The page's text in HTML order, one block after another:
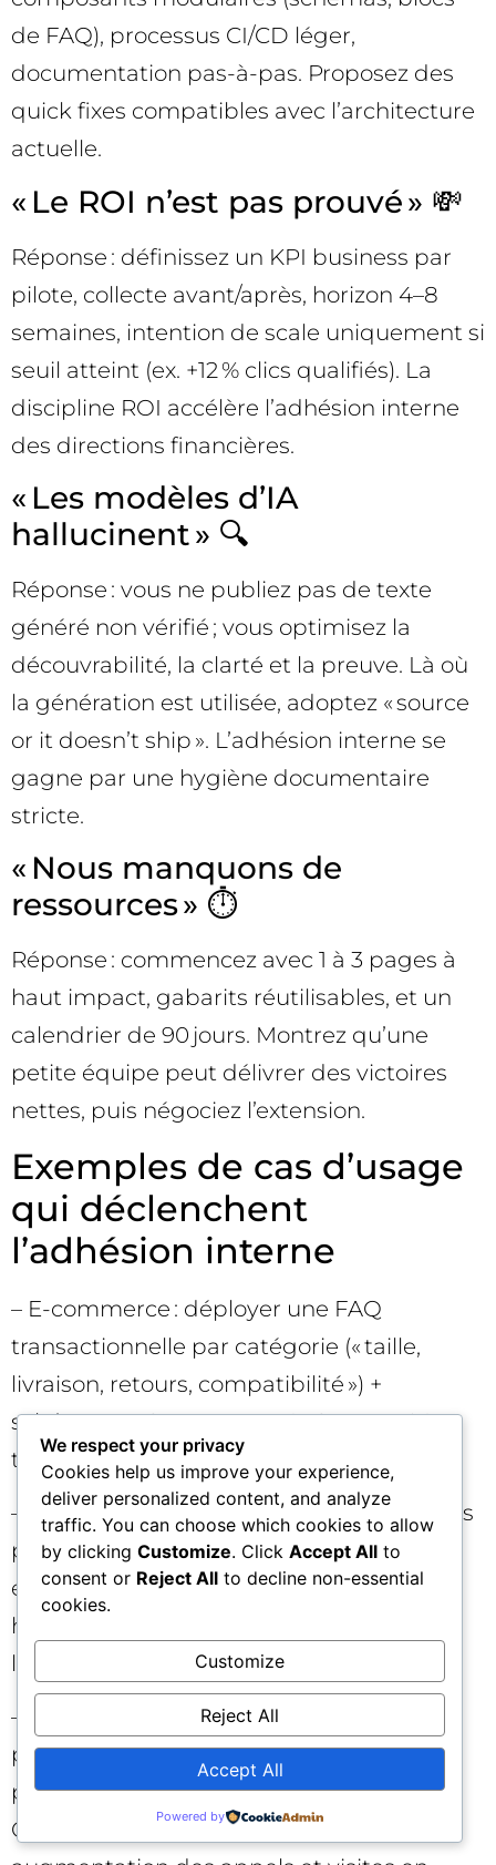
de FAQ), processus CI/CD léger,
documentation pas-à-pas. Proposez des
quick fixes compatibles avec l’architecture
actuelle.
« Le ROI n’est pas prouvé » 💸
Réponse : définissez un KPI business par
pilote, collecte avant/après, horizon 4–8
semaines, intention de scale uniquement si
seuil atteint (ex. +12 % clics qualifiés). La
discipline ROI accélère l’adhésion interne
des directions financières.
« Les modèles d’IA
hallucinent » 🔍
Réponse : vous ne publiez pas de texte
généré non vérifié ; vous optimisez la
découvrabilité, la clarté et la preuve. Là où
la génération est utilisée, adoptez « source
or it doesn’t ship ». L’adhésion interne se
gagne par une hygiène documentaire
stricte.
« Nous manquons de
ressources » ⏱️
Réponse : commencez avec 1 à 3 pages à
haut impact, gabarits réutilisables, et un
calendrier de 90 jours. Montrez qu’une
petite équipe peut délivrer des victoires
nettes, puis négociez l’extension.
Exemples de cas d’usage
qui déclenchent
l’adhésion interne
– E-commerce : déployer une FAQ
transactionnelle par catégorie (« taille,
livraison, retours, compatibilité ») +
schémas FAQPage → +15 % CTR et -10 %
tickets support sur 60 jours.
– SaaS B2B : créer 3 comparatifs structurés
par cas d’usage (PME, mid-market,
entreprise) avec critères mesurables →
hausse des démos qualifiées et meilleure
lisibilité pour les assistants.
– Retail local : pages « Comment choisir »
par contexte (famille, étudiant,
professionnel) + données structurées
Organization/LocalBusiness →
We respect your privacy
Cookies help us improve your experience,
deliver personalized content, and analyze
traffic. You can choose which cookies to allow
by clicking Customize. Click Accept All to
consent or Reject All to decline non-essential
cookies.
Customize
Reject All
Accept All
Powered by